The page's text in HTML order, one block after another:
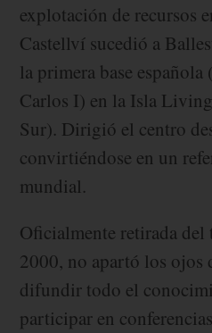
explotación de recursos
Castellví sucedió a
la primera base
Carlos I) en la Isla
Sur). Dirigió el centro
convirtiéndose en un
mundial.
Oficialmente retirada del
2000, no apartó los ojos
difundir todo el
participar en